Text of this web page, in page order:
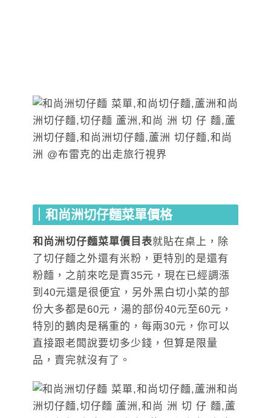
｜和尚洲切仔麵菜單價格
和尚洲切仔麵菜單價目表就貼在桌上，除
了切仔麵之外還有米粉，更特別的是還有
粉麵，之前來吃是賣35元，現在已經調漲
到40元還是很便宜，另外黑白切小菜的部
份大多都是60元，湯的部份40元至60元，
特別的鵝肉是稱重的，每兩30元，你可以
直接跟老闆說要切多少錢，但算是限量
品，賣完就沒有了。